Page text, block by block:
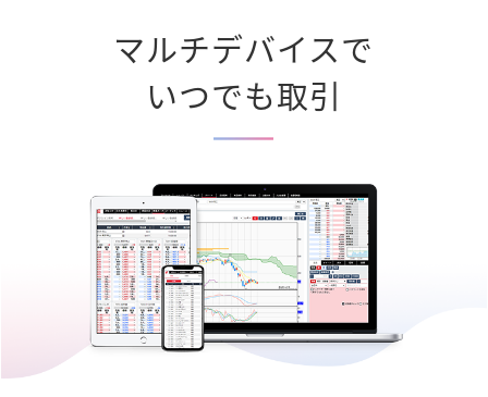
マルチデバイスで
いつでも取引